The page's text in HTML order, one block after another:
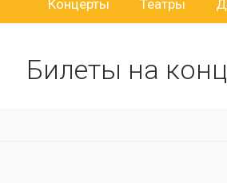
Концерты Театры
Билеты на